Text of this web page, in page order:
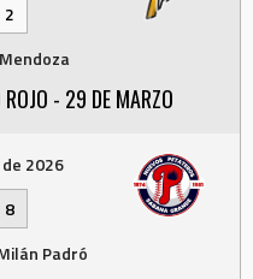
2
ROJO - 29 DE MARZO
2026
8
Padró